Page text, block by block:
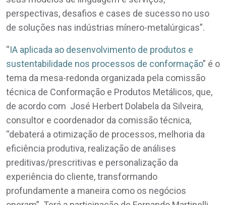
perspectivas, desafios e cases de sucesso no uso
de soluções nas indústrias mínero-metalúrgicas”.
“IA aplicada ao desenvolvimento de produtos e
sustentabilidade nos processos de conformação” é o
tema da mesa-redonda organizada pela comissão
técnica de Conformação e Produtos Metálicos, que,
de acordo com José Herbert Dolabela da Silveira,
consultor e coordenador da comissão técnica,
“debaterá a otimização de processos, melhoria da
eficiência produtiva, realização de análises
preditivas/prescritivas e personalização da
experiência do cliente, transformando
profundamente a maneira como os negócios